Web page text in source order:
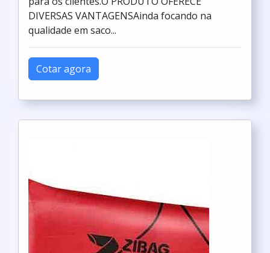
DIVERSAS VANTAGENSAinda focando na
qualidade em saco...
Cotar agora